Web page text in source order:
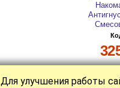
Для улучшения работы
КАТАЛОГ